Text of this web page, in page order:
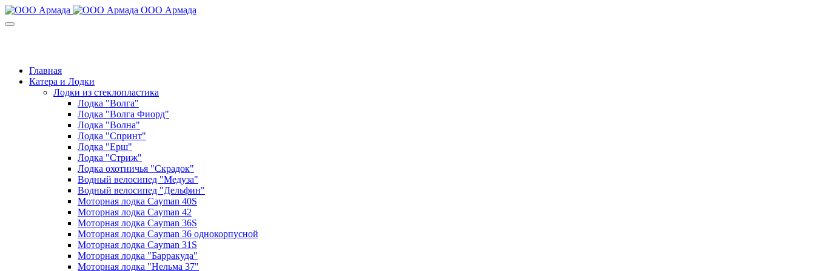
ООО Армада
Главная
Катера и Лодки
Лодки из стеклопластика
Лодка "Волга"
Лодка "Волга Фиорд"
Лодка "Волна"
Лодка "Спринт"
Лодка "Ерш"
Лодка "Стриж"
Лодка охотничья "Скрадок"
Водный велосипед "Медуза"
Водный велосипед "Дельфин"
Моторная лодка Cayman 40S
Моторная лодка Cayman 42
Моторная лодка Cayman 36S
Моторная лодка Cayman 36 однокорпусной
Моторная лодка Cayman 31S
Моторная лодка "Барракуда"
Моторная лодка "Нельма 37"